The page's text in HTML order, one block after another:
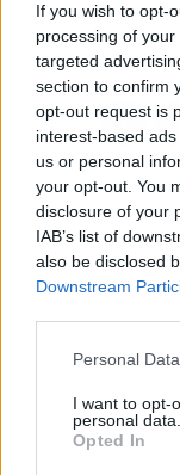
If you wish to opt-
processing of
targeted
section to confirm
opt-out request is
interest-based
us or personal
your opt-out. You
disclosure of your
IAB’s list of
also be disclosed
Downstream
Personal
I want to opt-
personal data.
Opted In
Santa por la
incidencia